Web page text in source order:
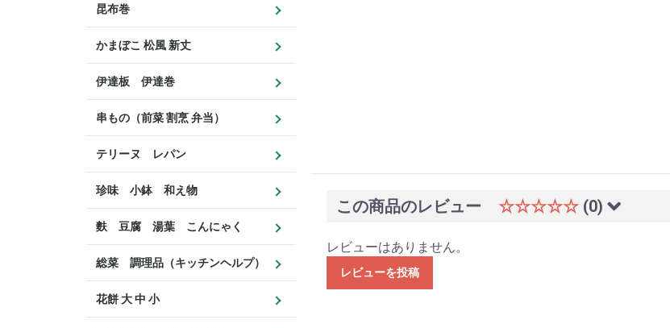
昆布巻
かまぼこ 松風 新丈
伊達板 伊達巻
串もの（前菜 割烹 弁当）
テリーヌ レパン
珍味 小鉢 和え物
麩 豆腐 湯葉 こんにゃく
総菜 調理品（キッチンヘルプ）
花餅 大 中 小
この商品のレビュー ☆☆☆☆☆ (0)
レビューはありません。
レビューを投稿